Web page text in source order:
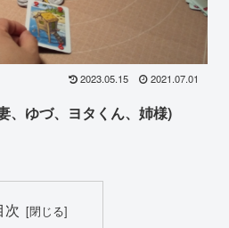
2023.05.15 2021.07.01
、ゆづ、ヨタくん、姉様)
次